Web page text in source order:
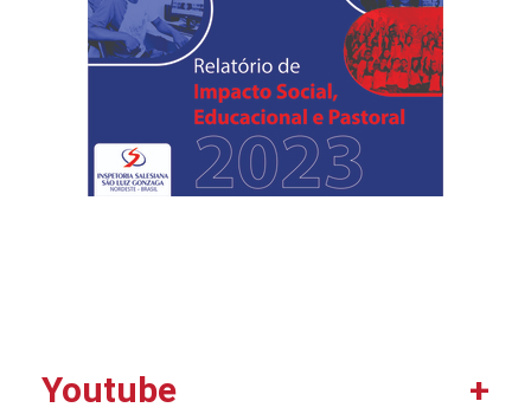
amor ao mistério da Eucaristia, ajudando
a Igreja a viver mais intensamente a
centralidade do altar e da presença real
de Cristo. Rendemos graças a Deus por
estes irmãos que, com disponibilidade e
espírito salesiano, colocam-se a serviço
Youtube